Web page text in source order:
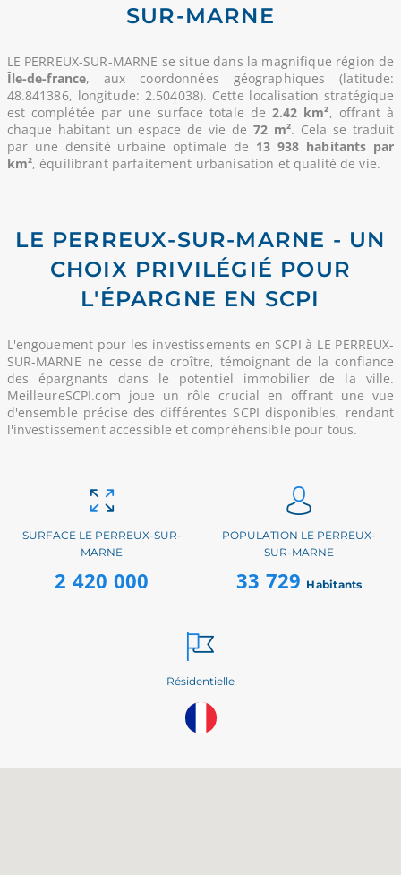
SUR-MARNE
LE PERREUX-SUR-MARNE se situe dans la magnifique région de
Île-de-france, aux coordonnées géographiques (latitude:
48.841386, longitude: 2.504038). Cette localisation stratégique
est complétée par une surface totale de 2.42 km², offrant à
chaque habitant un espace de vie de 72 m². Cela se traduit
par une densité urbaine optimale de 13 938 habitants par
km², équilibrant parfaitement urbanisation et qualité de vie.
LE PERREUX-SUR-MARNE - UN
CHOIX PRIVILÉGIÉ POUR
L'ÉPARGNE EN SCPI
L'engouement pour les investissements en SCPI à LE PERREUX-
SUR-MARNE ne cesse de croître, témoignant de la confiance
des épargnants dans le potentiel immobilier de la ville.
MeilleureSCPI.com joue un rôle crucial en offrant une vue
d'ensemble précise des différentes SCPI disponibles, rendant
l'investissement accessible et compréhensible pour tous.
SURFACE LE PERREUX-SUR-
MARNE
2 420 000
POPULATION LE PERREUX-
SUR-MARNE
33 729 Habitants
Résidentielle